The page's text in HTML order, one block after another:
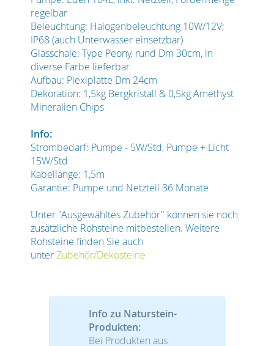
regelbar
Beleuchtung: Halogenbeleuchtung 10W/12V;
IP68 (auch Unterwasser einsetzbar)
Glasschale: Type Peony, rund Dm 30cm, in
diverse Farbe lieferbar
Aufbau: Plexiplatte Dm 24cm
Dekoration: 1,5kg Bergkristall & 0,5kg Amethyst
Mineralien Chips
Info:
Strombedarf: Pumpe - 5W/Std, Pumpe + Licht
15W/Std
Kabellänge: 1,5m
Garantie: Pumpe und Netzteil 36 Monate
Unter "Ausgewähltes Zubehör" können sie noch
zusätzliche Rohsteine mitbestellen. Weitere
Rohsteine finden Sie auch
unterZubehör/Dekosteine
Info zu Naturstein-
Produkten:
Bei Produkten aus